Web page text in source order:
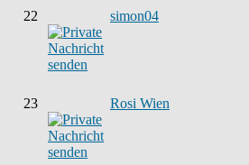
22 simon04
23 Rosi Wien